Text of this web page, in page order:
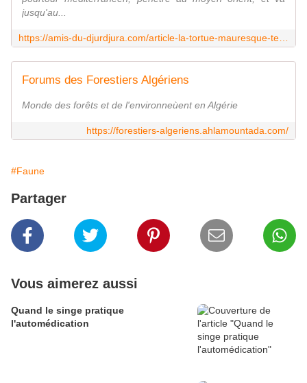
jusqu'au...
Forums des Forestiers Algériens
Monde des forêts et de l'environneùent en Algérie
https://forestiers-algeriens.ahlamountada.com/
#Faune
Partager
Vous aimerez aussi
Quand le singe pratique
l'automédication